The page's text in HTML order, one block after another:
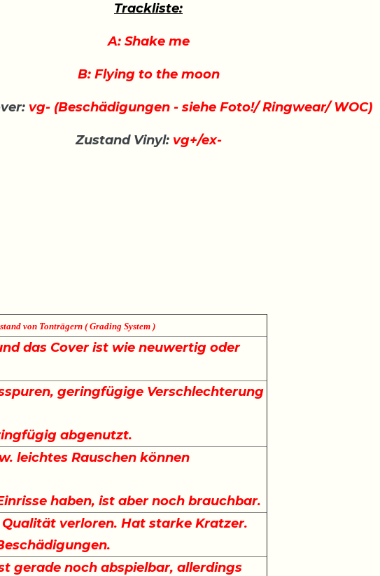
Trackliste:
A: Shake me
B: Flying to the moon
vg- (Beschädigungen - siehe Foto!/ Ringwear/ WOC)
Zustand Vinyl:vg+/ex-
von Tonträgern ( Grading System )
das Cover ist wie neuwertig oder
geringfügige Verschlechterung
abgenutzt.
leichtes Rauschen können
haben, ist aber noch brauchbar.
verloren. Hat starke Kratzer.
gerade noch abspielbar, allerdings